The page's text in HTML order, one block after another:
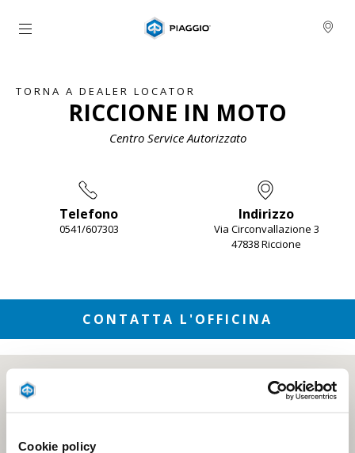
Cookie policy
Vai al contenuto principale
TORNA A DEALER LOCATOR
RICCIONE IN MOTO
Centro Service Autorizzato
Telefono
0541/607303
Indirizzo
Via Circonvallazione 3
47838 Riccione
CONTATTA L'OFFICINA